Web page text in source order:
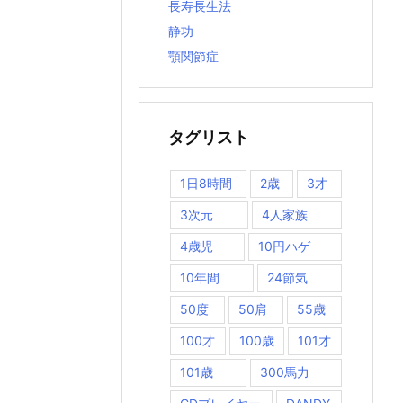
長寿長生法
静功
顎関節症
タグリスト
1日8時間 2歳 3才
3次元 4人家族
4歳児 10円ハゲ
10年間 24節気
50度 50肩 55歳
100才 100歳 101才
101歳 300馬力